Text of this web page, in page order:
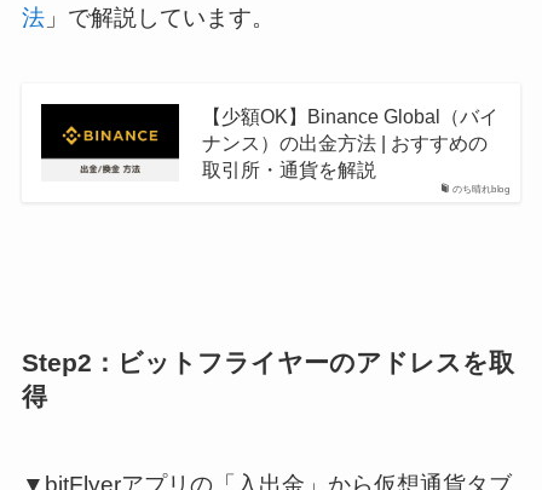
法」で解説しています。
のち晴れblog
【少額OK】Binance Global（バイ
ナンス）の出金方法 | おすすめの
取引所・通貨を解説
Step2：ビットフライヤーのアドレスを取
得
▼bitFlyerアプリの「入出金」から仮想通貨タブ